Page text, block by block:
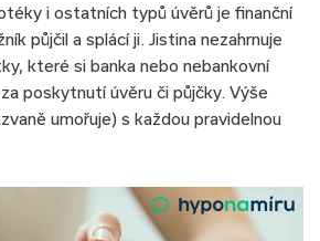
i ostatních typů úvěrů je finanční
půjčil a splácí ji. Jistina nezahrnuje
které si banka nebo nebankovní
poskytnutí úvěru či půjčky. Výše
umořuje) s každou pravidelnou